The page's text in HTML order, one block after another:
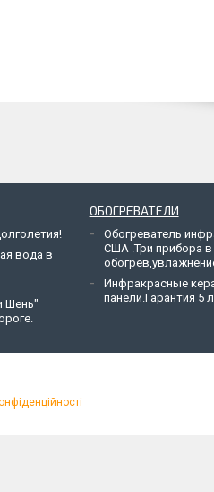
вода в
Шень"
ОБОГРЕВАТЕЛИ
Обогреватель
США .Три прибора
Инфракрасные
панели.Гарантия 5